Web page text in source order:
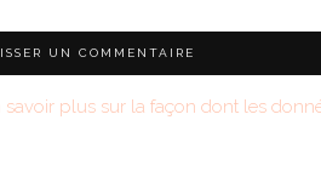
savoir plus sur la façon dont les